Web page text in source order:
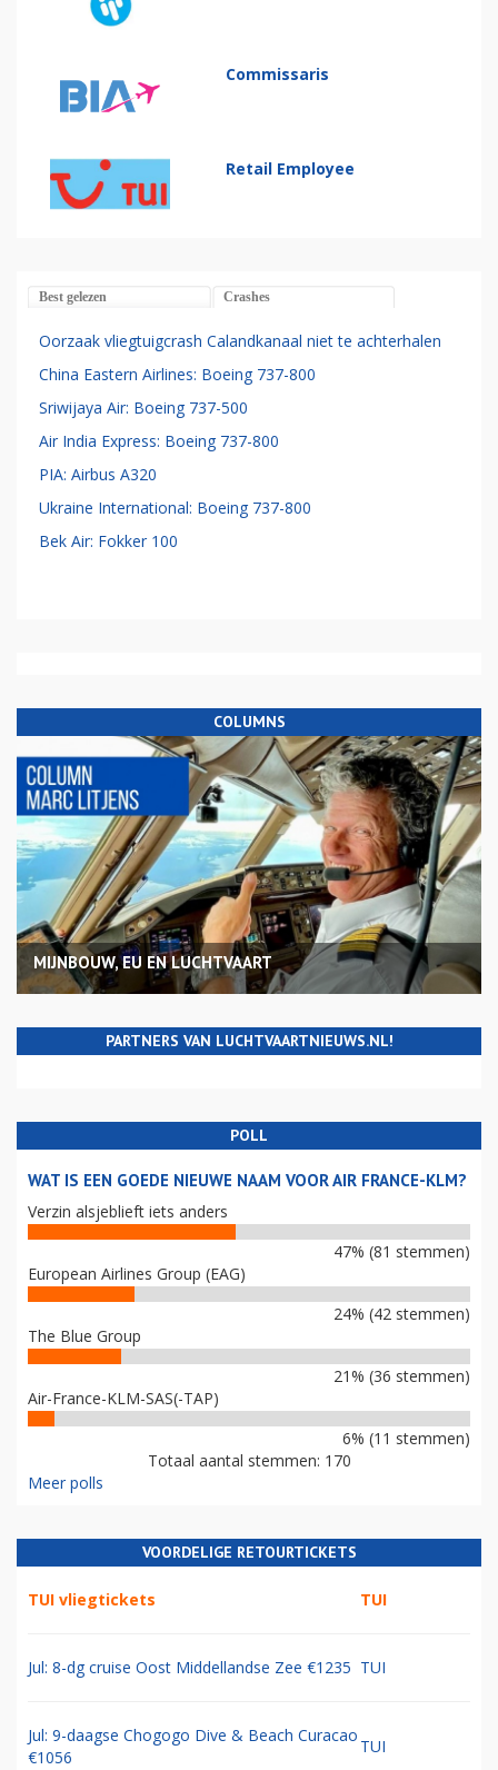
Commissaris
Retail Employee
Best gelezen Crashes
Oorzaak vliegtuigcrash Calandkanaal niet te achterhalen
China Eastern Airlines: Boeing 737-800
Sriwijaya Air: Boeing 737-500
Air India Express: Boeing 737-800
PIA: Airbus A320
Ukraine International: Boeing 737-800
Bek Air: Fokker 100
COLUMNS
MIJNBOUW, EU EN LUCHTVAART
PARTNERS VAN LUCHTVAARTNIEUWS.NL!
POLL
WAT IS EEN GOEDE NIEUWE NAAM VOOR AIR FRANCE-KLM?
Verzin alsjeblieft iets anders
47% (81 stemmen)
European Airlines Group (EAG)
24% (42 stemmen)
The Blue Group
21% (36 stemmen)
Air-France-KLM-SAS(-TAP)
6% (11 stemmen)
Totaal aantal stemmen: 170
Meer polls
VOORDELIGE RETOURTICKETS
TUI vliegtickets TUI
Jul: 8-dg cruise Oost Middellandse Zee €1235 TUI
Jul: 9-daagse Chogogo Dive & Beach Curacao
€1056
TUI